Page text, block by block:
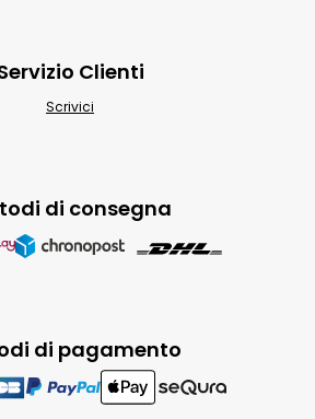
di pagamento
di consegna
Clienti
Scrivici